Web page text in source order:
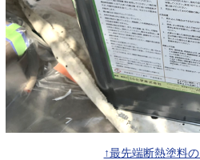
↑最先端断熱塗料